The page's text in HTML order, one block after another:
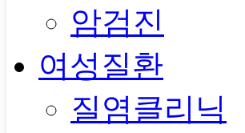
암검진
여성질환
질염클리닉